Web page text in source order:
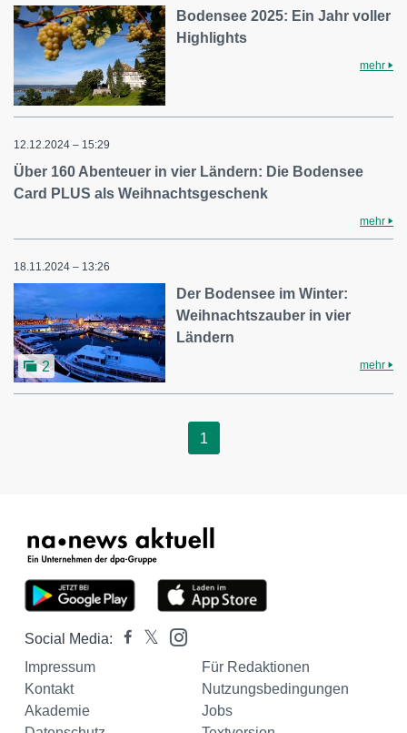
Bodensee 2025: Ein Jahr voller
Highlights
mehr
12.12.2024 – 15:29
Über 160 Abenteuer in vier Ländern: Die Bodensee
Card PLUS als Weihnachtsgeschenk
mehr
18.11.2024 – 13:26
2
Der Bodensee im Winter:
Weihnachtszauber in vier
Ländern
mehr
1
Social Media:
Impressum
Für Redaktionen
Kontakt
Nutzungsbedingungen
Akademie
Jobs